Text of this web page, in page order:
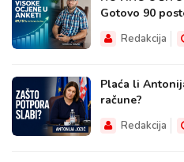
Gotovo 90
Redakcija
Plaća li
račune?
Redakcija